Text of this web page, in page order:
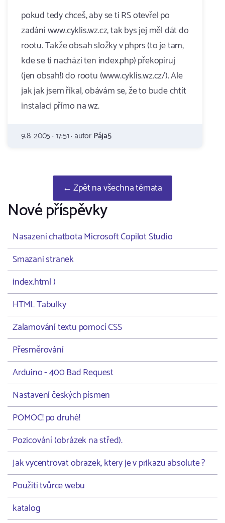
pokud tedy chceš, aby se ti RS otevřel po
zadání www.cyklis.wz.cz, tak bys jej měl dát do
rootu. Takže obsah složky v phprs (to je tam,
kde se ti nachází ten index.php) překopíruj
(jen obsah!) do rootu (www.cyklis.wz.cz/). Ale
jak jak jsem říkal, obávám se, že to bude chtít
instalaci přímo na wz.
9.8. 2005 · 17:51 · autorPája5
← Zpět na všechna témata
Nové příspěvky
Nasazení chatbota Microsoft Copilot Studio
Smazani stranek
index.html )
HTML Tabulky
Zalamování textu pomocí CSS
Přesměrování
Arduino - 400 Bad Request
Nastavení českých písmen
POMOC! po druhé!
Pozicování (obrázek na střed).
Jak vycentrovat obrazek, ktery je v prikazu absolute ?
Použití tvůrce webu
katalog